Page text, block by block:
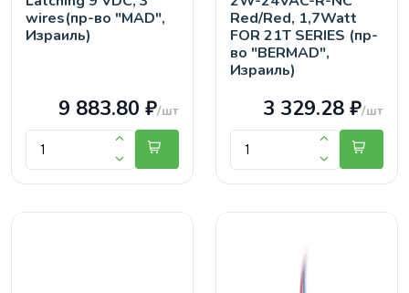
wires(пр-во "MAD",
Израиль)
9 883.80 ₽/шт
Red/Red, 1,7Watt
FOR 21T SERIES (пр-
во "BERMAD",
Израиль)
3 329.28 ₽/шт